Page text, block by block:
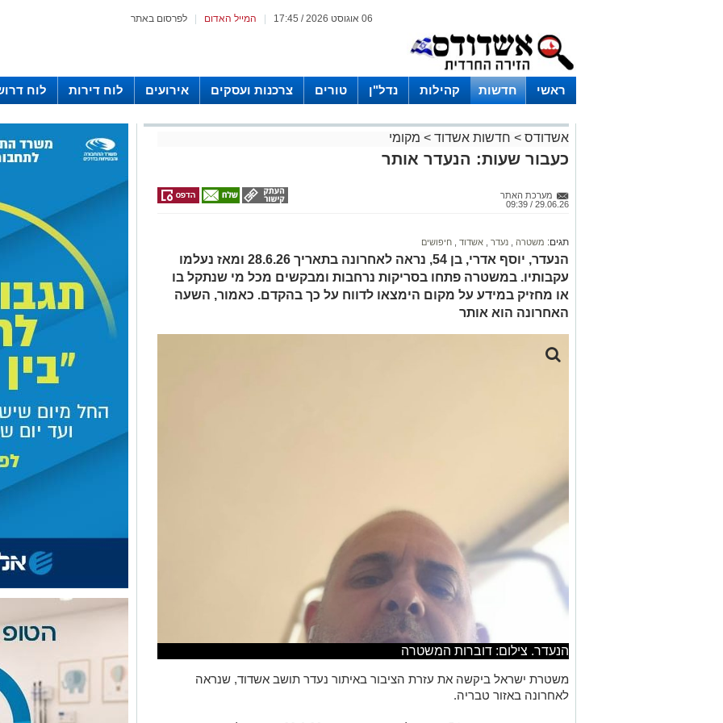
לפרסום באתר המייל האדום 06 אוגוסט 2026 / 17:45
ראשי חדשות קהילות נדל"ן טורים צרכנות ועסקים אירועים לוח דירות לוח
אשדודס > חדשות אשדוד > מקומי
כעבור שעות: הנעדר אותר
מערכת האתר
29.06.26 / 09:39
תגים: משטרה נעדר אשדוד חיפושים
הנעדר, יוסף אדרי, בן 54, נראה לאחרונה בתאריך 28.6.26 ומאז נעלמו
עקבותיו. במשטרה פתחו בסריקות נרחבות ומבקשים מכל מי שנתקל בו
או מחזיק במידע על מקום הימצאו לדווח על כך בהקדם. כאמור, השעה
האחרונה הוא אותר
הנעדר. צילום: דוברות המשטרה
משטרת ישראל ביקשה את עזרת הציבור באיתור נעדר תושב אשדוד, שנראה
לאחרונה באזור טבריה.